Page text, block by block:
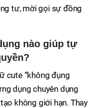
tư, mời gọi sự đồng
nào giúp tự
cute “không đụng
dụng chuyên dụng
không giới hạn. Thay